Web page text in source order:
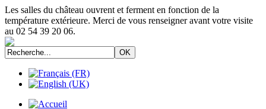
Les salles du château ouvrent et ferment en fonction de la
température extérieure. Merci de vous renseigner avant votre visite
au 02 54 39 20 06.